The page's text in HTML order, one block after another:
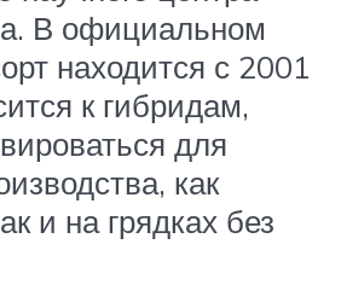
В официальном
находится с 2001
к гибридам,
для
как
и на грядках без